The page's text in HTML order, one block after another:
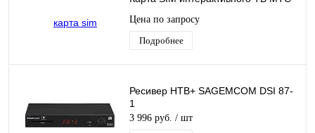
Цена по запросу
Подробнее
Ресивер НТВ+ SAGEMCOM DSI 87-
1
3 996 руб. / шт